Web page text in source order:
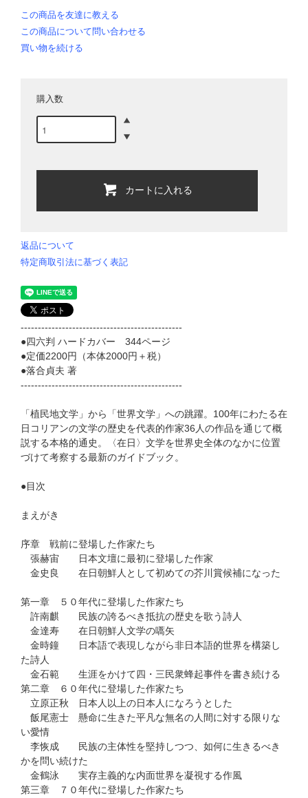
この商品を友達に教える
この商品について問い合わせる
買い物を続ける
購入数
カートに入れる
返品について
特定商取引法に基づく表記
-----------------------------------------------
●四六判 ハードカバー 344ページ
●定価2200円（本体2000円＋税）
●落合貞夫 著
-----------------------------------------------
「植民地文学」から「世界文学」への跳躍。100年にわたる在
日コリアンの文学の歴史を代表的作家36人の作品を通じて概
説する本格的通史。〈在日〉文学を世界史全体のなかに位置
づけて考察する最新のガイドブック。
●目次
まえがき
序章 戦前に登場した作家たち
張赫宙 日本文壇に最初に登場した作家
金史良 在日朝鮮人として初めての芥川賞候補になった
第一章 ５０年代に登場した作家たち
許南麒 民族の誇るべき抵抗の歴史を歌う詩人
金達寿 在日朝鮮人文学の嚆矢
金時鐘 日本語で表現しながら非日本語的世界を構築し
た詩人
金石範 生涯をかけて四・三民衆蜂起事件を書き続ける
第二章 ６０年代に登場した作家たち
立原正秋 日本人以上の日本人になろうとした
飯尾憲士 懸命に生きた平凡な無名の人間に対する限りな
い愛情
李恢成 民族の主体性を堅持しつつ、如何に生きるべき
かを問い続けた
金鶴泳 実存主義的な内面世界を凝視する作風
第三章 ７０年代に登場した作家たち